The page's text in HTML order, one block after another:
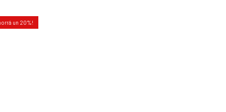
20